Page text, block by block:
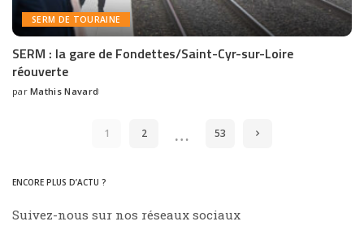
SERM DE TOURAINE
SERM : la gare de Fondettes/Saint-Cyr-sur-Loire
réouverte
par Mathis Navard
1 2 … 53
ENCORE PLUS D’ACTU ?
Suivez-nous sur nos réseaux sociaux